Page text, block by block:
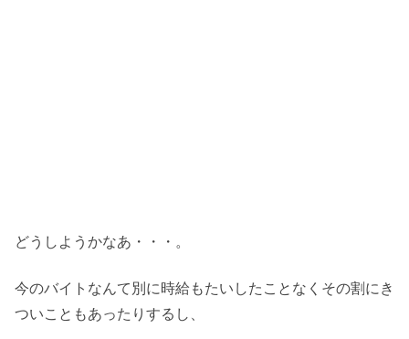
どうしようかなあ・・・。
今のバイトなんて別に時給もたいしたことなくその割にき
ついこともあったりするし、